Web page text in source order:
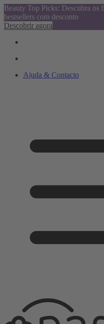
Beauty Top Picks: Descubra os
bestsellers com desconto
Descobrir agora
Ajuda & Contacto